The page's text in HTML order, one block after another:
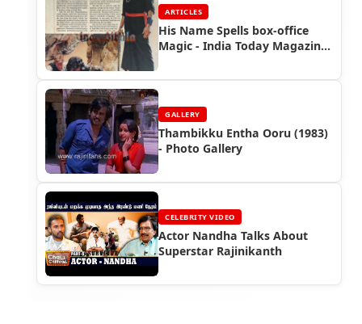
ARTICLES
His Name Spells box-office
Magic - India Today Magazine
GALLERY
Thambikku Entha Ooru (1983)
- Photo Gallery
CELEBRITY VIDEO
Actor Nandha Talks About
Superstar Rajinikanth